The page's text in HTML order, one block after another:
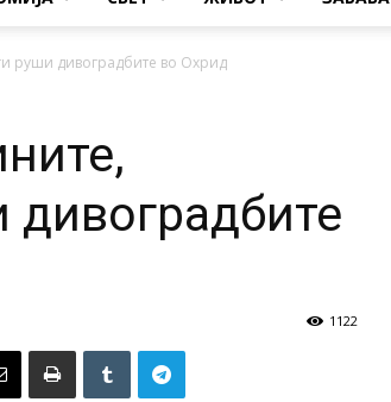
руши дивоградбите во Охрид
1122